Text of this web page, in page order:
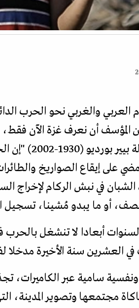
والغربي نحو الحرب
المؤسف أن نعرف غزة الآن
العسكرية.
يمضي على إيقاع الصواريخ
في نبش الركام لإخراج
أو ما يبدو مُشينا،
أبعادا لا تنشغل
العشرين سنة الأخيرة مدخلا
سامية عبر الكاميرات،
مجتمعها وتصوير المدينة،